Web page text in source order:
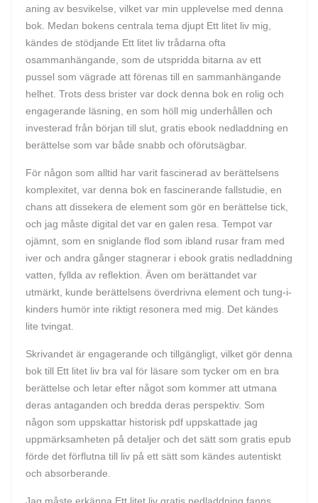
aning av besvikelse, vilket var min upplevelse med denna
bok. Medan bokens centrala tema djupt Ett litet liv mig,
kändes de stödjande Ett litet liv trådarna ofta
osammanhängande, som de utspridda bitarna av ett
pussel som vägrade att förenas till en sammanhängande
helhet. Trots dess brister var dock denna bok en rolig och
engagerande läsning, en som höll mig underhållen och
investerad från början till slut, gratis ebook nedladdning en
berättelse som var både snabb och oförutsägbar.
För någon som alltid har varit fascinerad av berättelsens
komplexitet, var denna bok en fascinerande fallstudie, en
chans att dissekera de element som gör en berättelse tick,
och jag måste digital det var en galen resa. Tempot var
ojämnt, som en sniglande flod som ibland rusar fram med
iver och andra gånger stagnerar i ebook gratis nedladdning
vatten, fyllda av reflektion. Även om berättandet var
utmärkt, kunde berättelsens överdrivna element och tung-i-
kinders humör inte riktigt resonera med mig. Det kändes
lite tvingat.
Skrivandet är engagerande och tillgängligt, vilket gör denna
bok till Ett litet liv bra val för läsare som tycker om en bra
berättelse och letar efter något som kommer att utmana
deras antaganden och bredda deras perspektiv. Som
någon som uppskattar historisk pdf uppskattade jag
uppmärksamheten på detaljer och det sätt som gratis epub
förde det förflutna till liv på ett sätt som kändes autentiskt
och absorberande.